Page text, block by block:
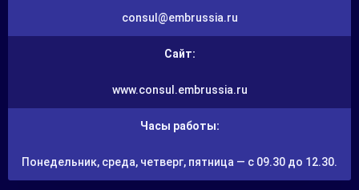
consul@embrussia.ru
Сайт:
www.consul.embrussia.ru
Часы работы:
Понедельник, среда, четверг, пятница — с 09.30 до 12.30.